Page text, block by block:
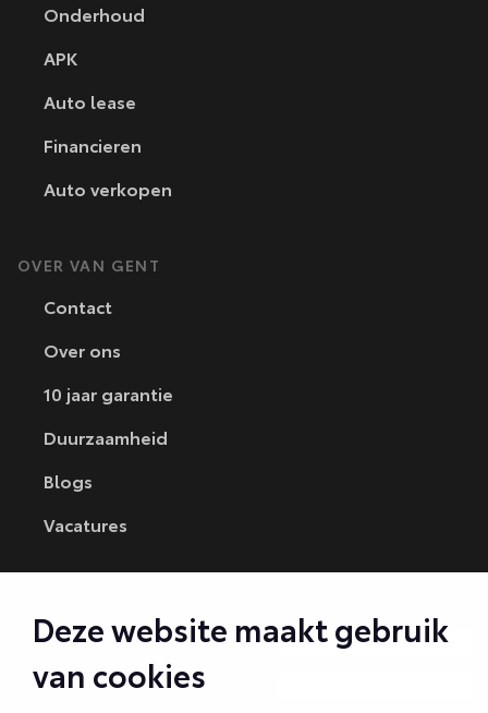
Deze website maakt gebruik
van cookies
Onderhoud
APK
Auto lease
Financieren
Auto verkopen
OVER VAN GENT
Contact
Over ons
10 jaar garantie
Duurzaamheid
Blogs
Vacatures
Autobedrijf Amersfoort
Autobedrijf Ede